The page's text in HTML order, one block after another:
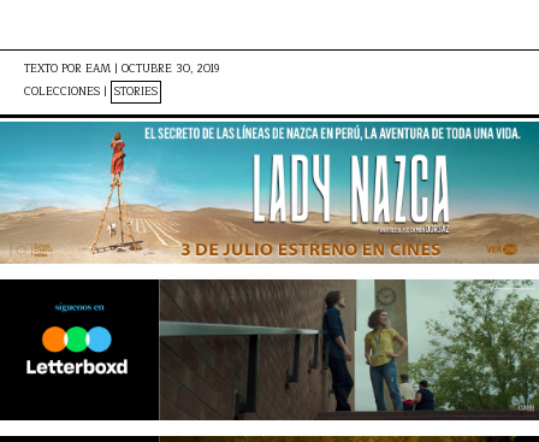
TEXTO POR EAM | OCTUBRE 30, 2019
COLECCIONES | STORIES